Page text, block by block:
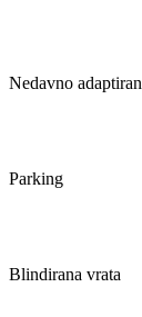
Nedavno adaptiran
Parking
Blindirana vrata